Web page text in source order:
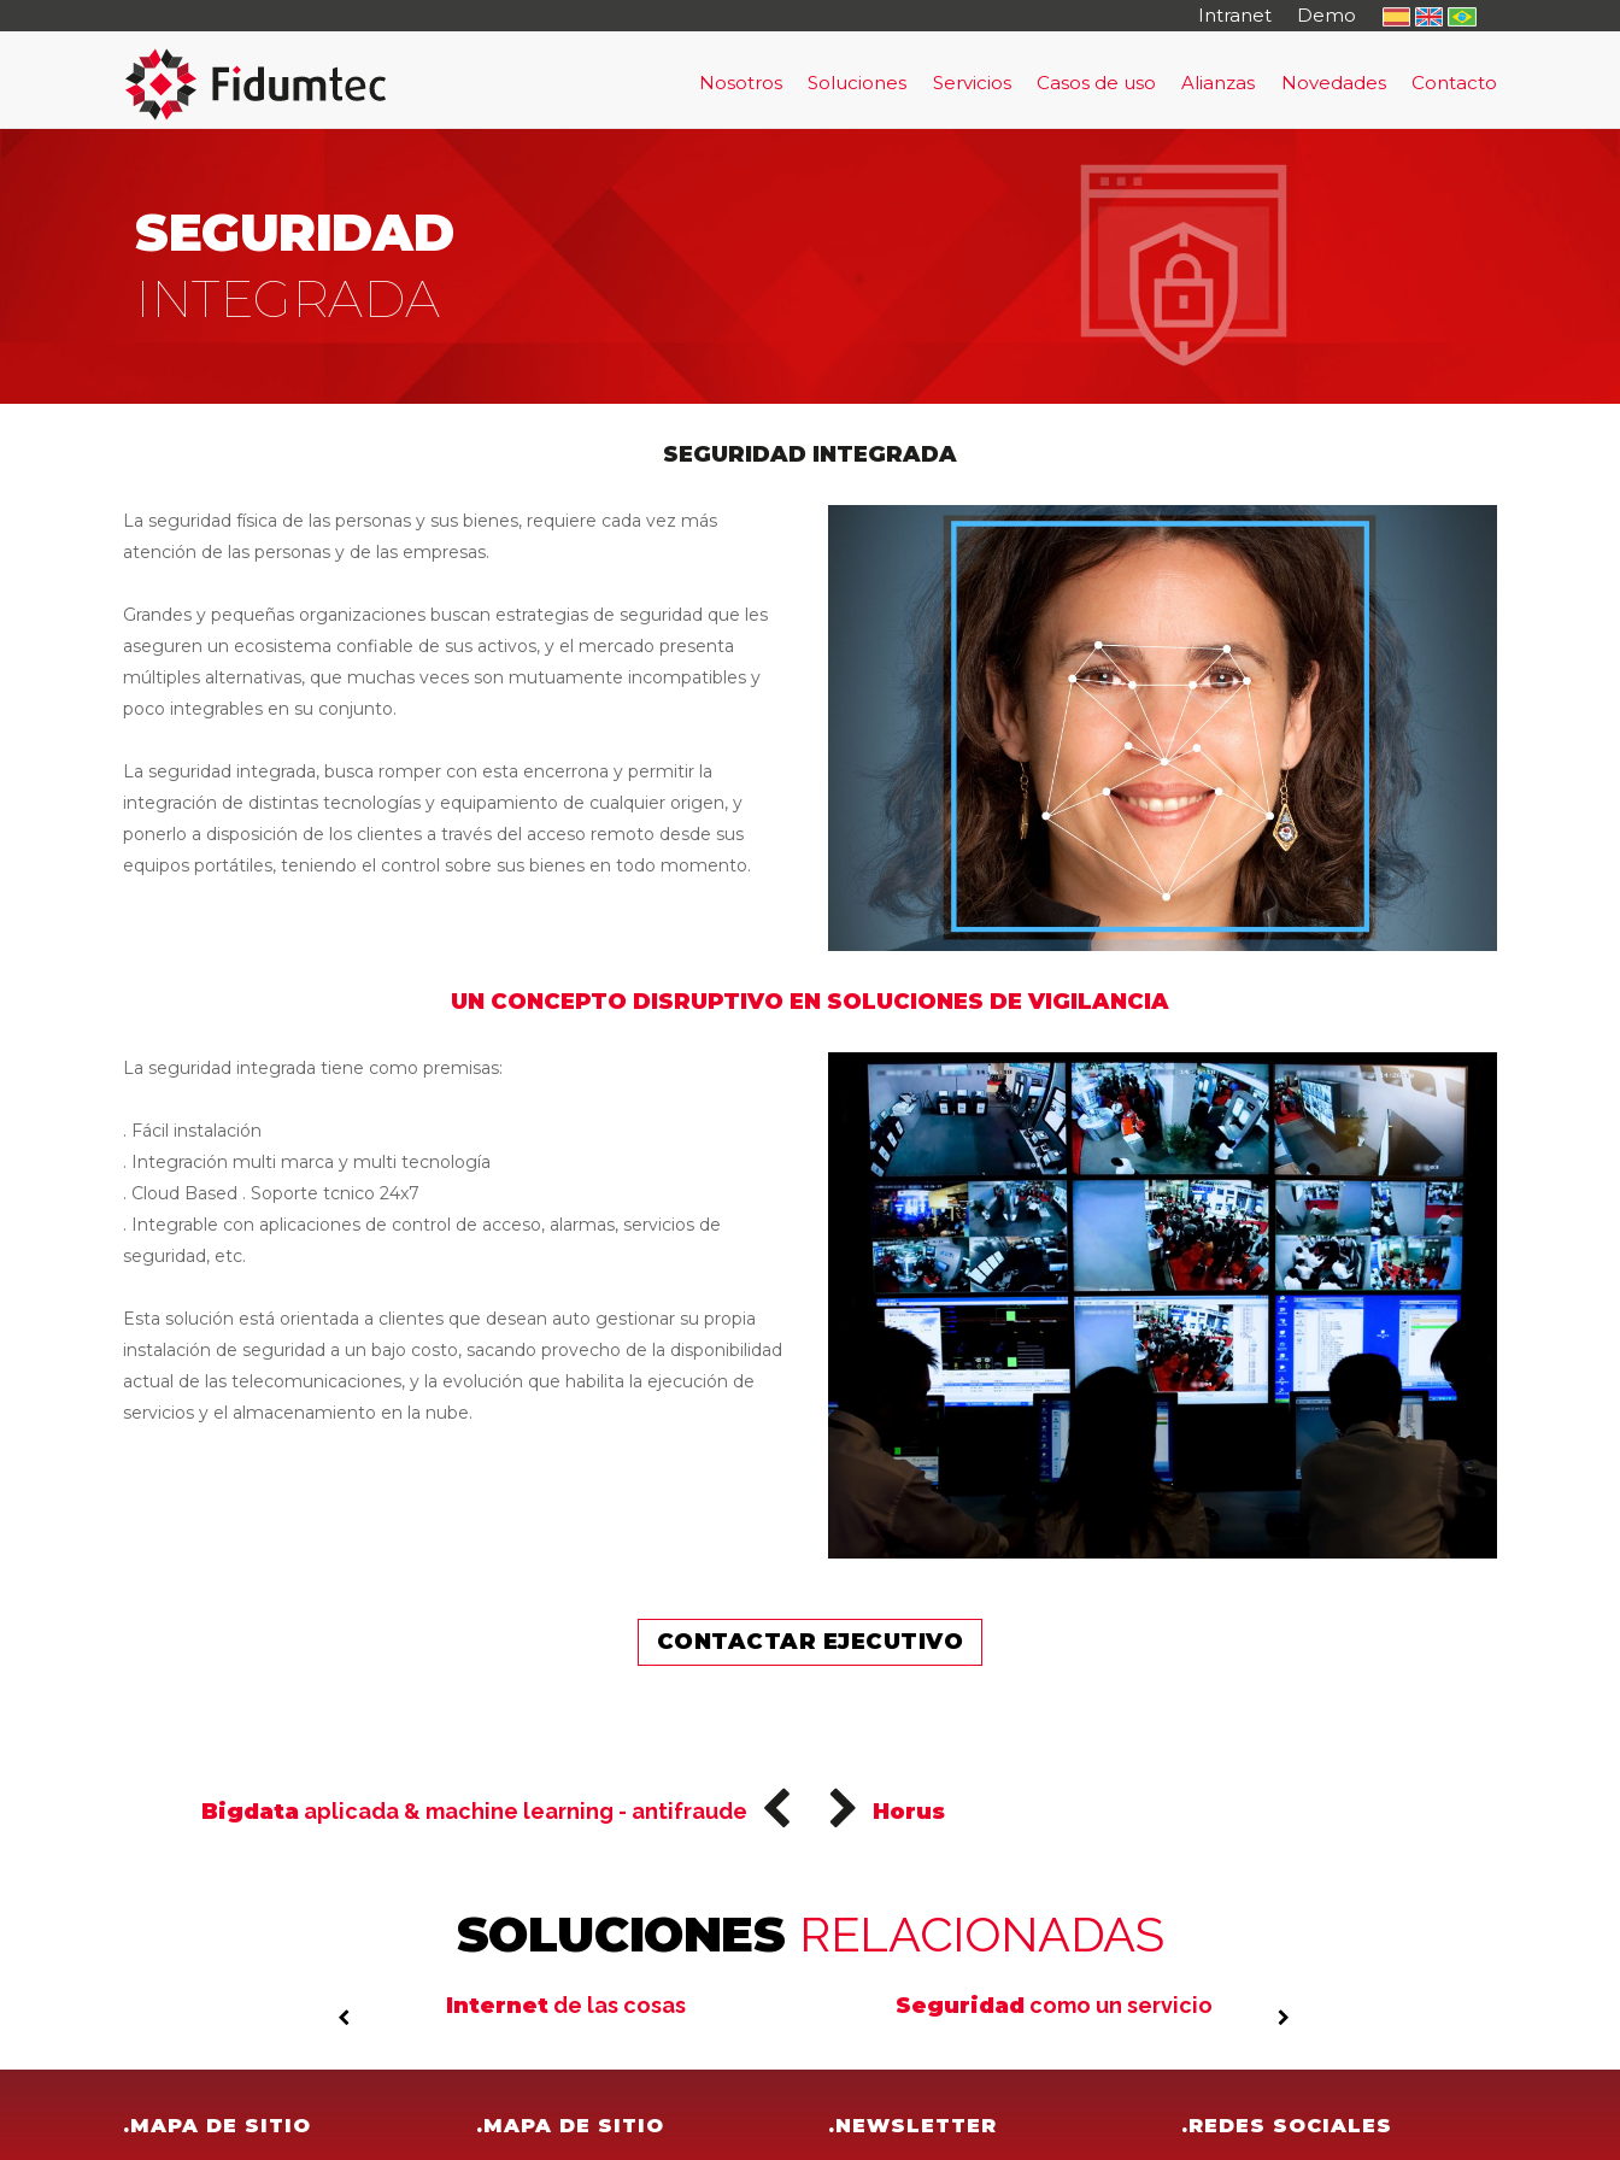
Intranet Demo
Nosotros Soluciones
Alarma de Prevención y Evacuación Temprana
Bigdata aplicada & machine learning - antifraude
BigData Aplicada a Cumplimiento Regulatorio
Infraestructura como un servicio
Internet de las cosas
IT como servicio
Monitoreo de redes e infraestructura
Seguridad como un servicio
Seguridad integrada
Servicios
Servicios de Consultoría
Casos de uso
Portal Cautivo
Alianzas Novedades Contacto
SEGURIDAD
INTEGRADA
SEGURIDAD INTEGRADA
La seguridad física de las personas y sus bienes, requiere cada vez más
atención de las personas y de las empresas.
Grandes y pequeñas organizaciones buscan estrategias de seguridad que les
aseguren un ecosistema confiable de sus activos, y el mercado presenta
múltiples alternativas, que muchas veces son mutuamente incompatibles y
poco integrables en su conjunto.
La seguridad integrada, busca romper con esta encerrona y permitir la
integración de distintas tecnologías y equipamiento de cualquier origen, y
ponerlo a disposición de los clientes a través del acceso remoto desde sus
equipos portátiles, teniendo el control sobre sus bienes en todo momento.
UN CONCEPTO DISRUPTIVO EN SOLUCIONES DE VIGILANCIA
La seguridad integrada tiene como premisas:
. Fácil instalación
. Integración multi marca y multi tecnología
. Cloud Based . Soporte tcnico 24x7
. Integrable con aplicaciones de control de acceso, alarmas, servicios de
seguridad, etc.
Esta solución está orientada a clientes que desean auto gestionar su propia
instalación de seguridad a un bajo costo, sacando provecho de la disponibilidad
actual de las telecomunicaciones, y la evolución que habilita la ejecución de
servicios y el almacenamiento en la nube.
CONTACTAR EJECUTIVO
Bigdata aplicada & machine learning - antifraude Horus
SOLUCIONES RELACIONADAS
Internet de las cosas Seguridad como un servicio
.MAPA DE SITIO .MAPA DE SITIO .NEWSLETTER .REDES SOCIALES